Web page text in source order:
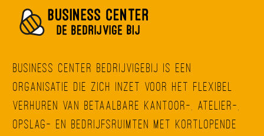
Business Center BedrijvigeBij is een
organisatie die zich inzet voor het flexibel
verhuren van betaalbare kantoor-, atelier-,
opslag- en bedrijfsruimten met kortlopende